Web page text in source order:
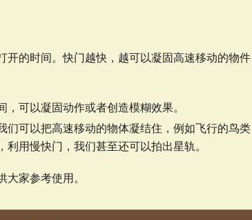
开的时间。快门越快，越可以凝固高速移动的物
可以凝固动作或者创造模糊效果。
们可以把高速移动的物体凝结住，例如飞行的鸟
用慢快门，我们甚至还可以拍出星轨。
家参考使用。